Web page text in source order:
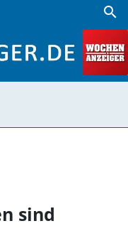
search
sind